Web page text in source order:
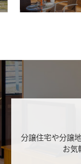
分譲住宅や分譲
お気